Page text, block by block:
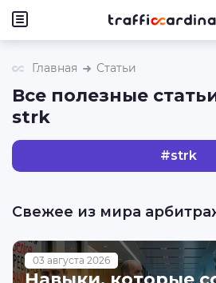
Главная Статьи
Все полезные
strk
#strk
Свежее из мира
03 августа 2026